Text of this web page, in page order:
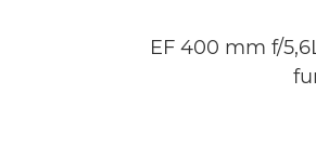
EF 400 mm f/